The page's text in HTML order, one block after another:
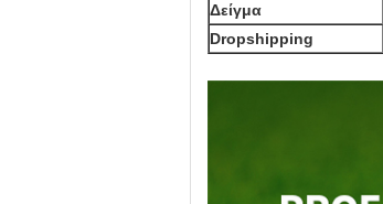
Δείγμα
Dropshipping